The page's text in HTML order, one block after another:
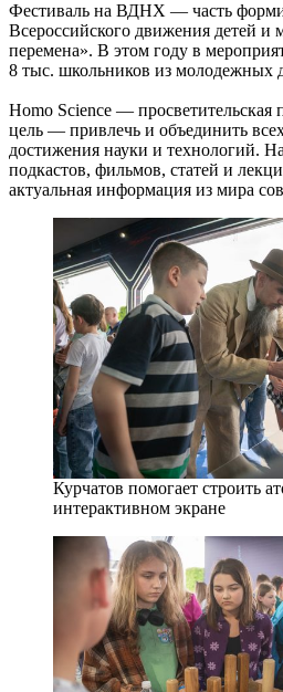
Фестиваль на ВДНХ — ​часть
Всероссийского движения детей и
перемена». В этом году в
8 тыс. школьников из молодежных
Homo Science — ​просветительская
цель — ​привлечь и объединить
достижения науки и технологий.
подкастов, фильмов, статей и
актуальная информация из мира
Курчатов помогает строить
интерактивном экране